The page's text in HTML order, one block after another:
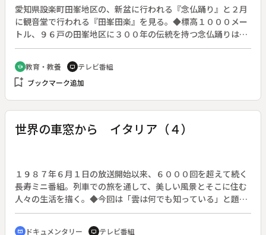
放牧する。世界谷地原生花園、栗駒山の中腹に広がる湿原で、
高山植物が可憐な花をつけていく。
愛知県設楽町田峯地区の、新盆に行われる『念仏踊り』と２月
に観音堂で行われる『田峯田楽』を見る。◆標高１０００メー
トル、９６戸の田峯地区に３００年の伝統を持つ念仏踊りは、
初盆供養に地区の念仏衆が働く。『田峯田楽』は豊作祈願や悪
魔払いのため行われ、神楽や能の原型が残る。十一面観音像を
本尊とする観音堂で催される田楽には、役を世襲する６人の田
楽衆の大地の活力を引き出す５つの舞いが奉納される。◆【重
り〔愛知県〕
school 教育・教養 tv テレビ番組
bookmark_add ブックマーク追加
世界の車窓から イタリア（４）
１９８７年６月１日の放送開始以来、６０００回を超えて続く
長寿ミニ番組。列車での旅を通して、美しい風景とそこに住む
人々の生活を描く。◆今回は「雲は何でも知っている」と題し
て、イタリア・ヴェネツィア・フィレンツェ・ラッダ・イン・
キャンティの道のりを紹介する。
cinematic_blur ドキュメンタリー tv テレビ番組